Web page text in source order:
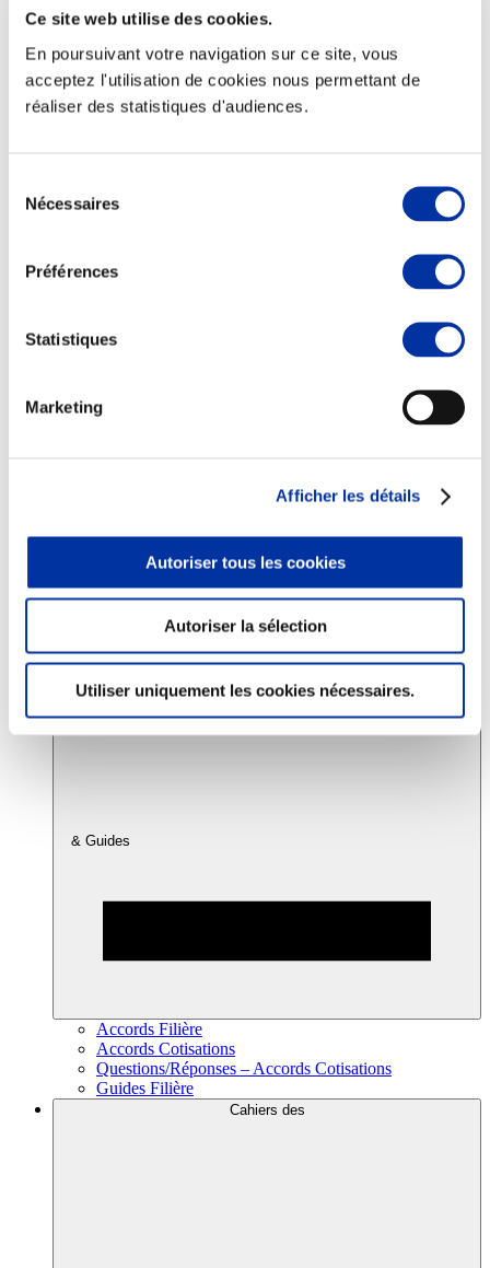
Ce site web utilise des cookies.
En poursuivant votre navigation sur ce site, vous
acceptez l'utilisation de cookies nous permettant de
réaliser des statistiques d'audiences.
Nécessaires
Préférences
Statistiques
Marketing
Afficher les détails
Autoriser tous les cookies
Autoriser la sélection
Utiliser uniquement les cookies nécessaires.
Elevage
Alimentation de qualité, raisonnée et durable
Consommation
Sécurité sanitaire
Viandes et santé
Info-veille scientifique
Sources d’information
& Guides
Accords Filière
Accords Cotisations
Questions/Réponses – Accords Cotisations
Guides Filière
Cahiers des